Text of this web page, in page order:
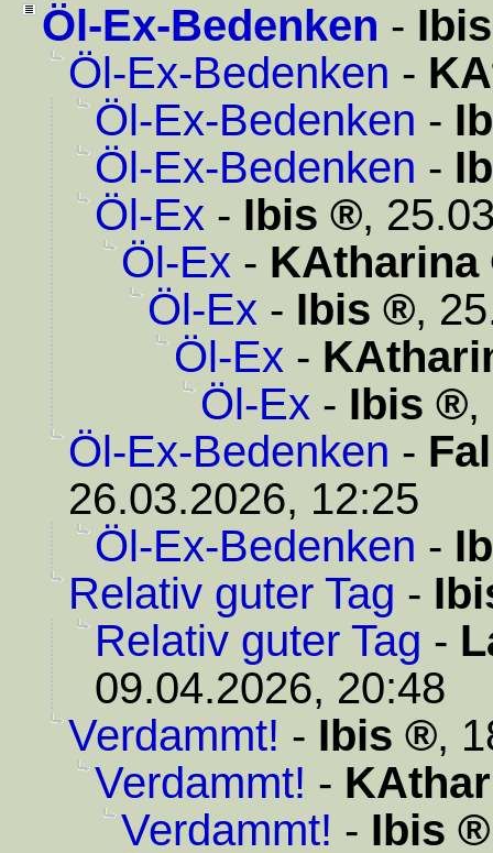
Öl-Ex-Bedenken - Ibis
Öl-Ex-Bedenken -
Öl-Ex-Bedenken -
Öl-Ex-Bedenken -
Öl-Ex - Ibis ,
Öl-Ex - KAtharina
Öl-Ex - Ibis ,
Öl-Ex -
Öl-Ex - Ibis ,
Öl-Ex-Bedenken -
26.03.2026, 12:25
Öl-Ex-Bedenken -
Relativ guter Tag -
Relativ guter Tag -
09.04.2026, 20:48
Verdammt! - Ibis ,
Verdammt! -
Verdammt! - Ibis